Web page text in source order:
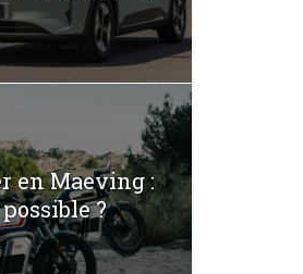
en Maeving :
possible ?